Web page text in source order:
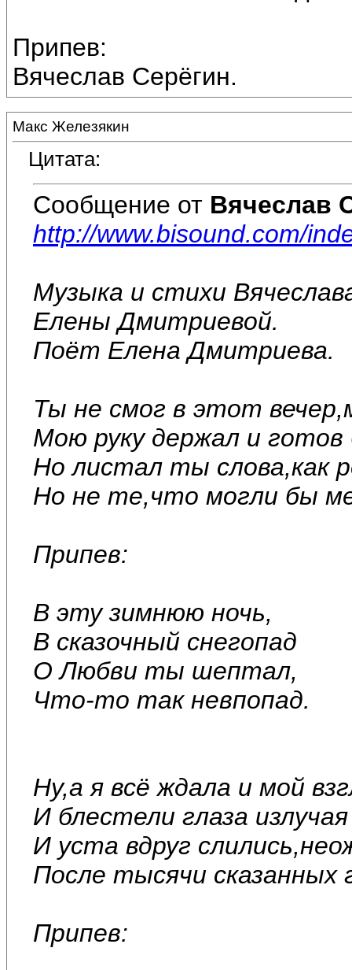
Припев:
Вячеслав Серёгин.
Макс Железякин
Цитата:
Сообщение от Вячеслав
http://www.bisound.com/
Музыка и стихи
Елены Дмитриевой.
Поёт Елена Дмитриева.
Ты не смог в этот
Мою руку держал и готов
Но листал ты слова,как
Но не те,что могли бы
Припев:
В эту зимнюю ночь,
В сказочный снегопад
О Любви ты шептал,
Что-то так невпопад.
Ну,а я всё ждала и мой
И блестели глаза
И уста вдруг
После тысячи сказанных
Припев: